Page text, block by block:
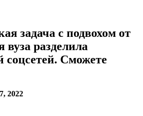
задача с подвохом от
вуза разделила
соцсетей. Сможете
2022